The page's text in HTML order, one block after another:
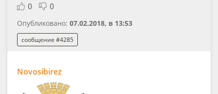
0 0
Опубликовано: 07.02.2018, в 13:53
сообщение #4285
Novosibirez